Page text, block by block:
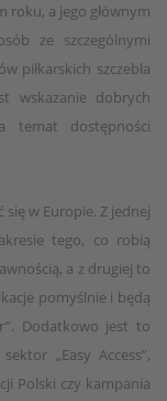
roku, a jego głównym
ze szczególnymi
piłkarskich szczebla
wskazanie dobrych
temat dostępności
w Europie. Z jednej
tego, co robią
a z drugiej to
pomyślnie i będą
Dodatkowo jest to
„Easy Access”,
Polski czy kampania